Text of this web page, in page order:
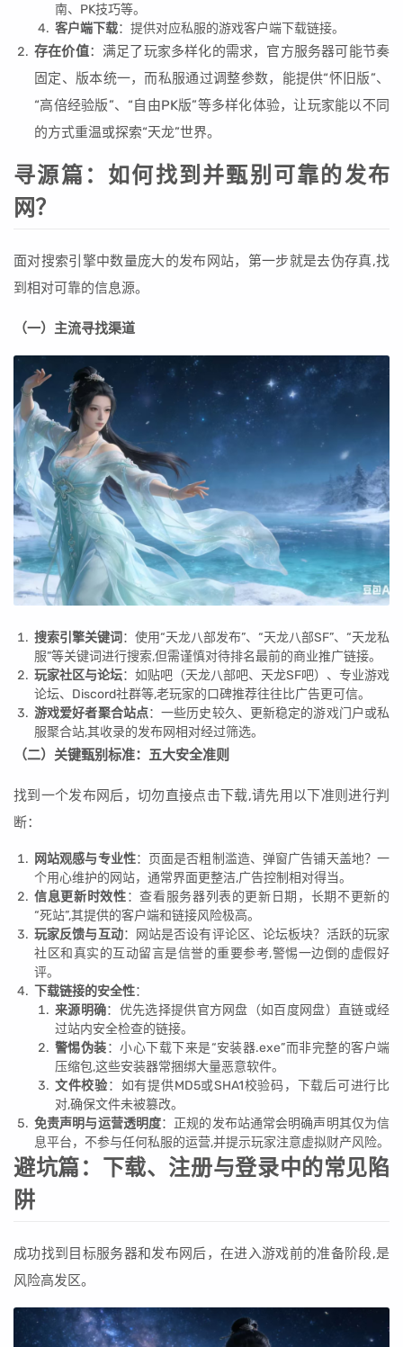
南、PK技巧等。
客户端下载：提供对应私服的游戏客户端下载链接。
存在价值：满足了玩家多样化的需求，官方服务器可能节奏
固定、版本统一，而私服通过调整参数，能提供“怀旧版”、
“高倍经验版”、“自由PK版”等多样化体验，让玩家能以不同
的方式重温或探索“天龙”世界。
寻源篇：如何找到并甄别可靠的发布
网？
面对搜索引擎中数量庞大的发布网站，第一步就是去伪存真,找
到相对可靠的信息源。
（一）主流寻找渠道
搜索引擎关键词 ：使用“天龙八部发布”、“天龙八部SF”、“天龙私
服”等关键词进行搜索,但需谨慎对待排名最前的商业推广链接。
玩家社区与论坛：如贴吧（天龙八部吧、天龙SF吧）、专业游戏
论坛、Discord社群等,老玩家的口碑推荐往往比广告更可信。
游戏爱好者聚合站点：一些历史较久、更新稳定的游戏门户或私
服聚合站,其收录的发布网相对经过筛选。
（二）关键甄别标准：五大安全准则
找到一个发布网后，切勿直接点击下载,请先用以下准则进行判
断：
网站观感与专业性：页面是否粗制滥造、弹窗广告铺天盖地？一
个用心维护的网站，通常界面更整洁,广告控制相对得当。
信息更新时效性：查看服务器列表的更新日期，长期不更新的
“死站”,其提供的客户端和链接风险极高。
玩家反馈与互动：网站是否设有评论区、论坛板块？活跃的玩家
社区和真实的互动留言是信誉的重要参考,警惕一边倒的虚假好
评。
下载链接的安全性：
来源明确：优先选择提供官方网盘（如百度网盘）直链或经
过站内安全检查的链接。
警惕伪装：小心下载下来是“安装器.exe”而非完整的客户端
压缩包,这些安装器常捆绑大量恶意软件。
文件校验：如有提供MD5或SHA1校验码，下载后可进行比
对,确保文件未被篡改。
免责声明与运营透明度：正规的发布站通常会明确声明其仅为信
息平台，不参与任何私服的运营,并提示玩家注意虚拟财产风险。
避坑篇：下载、注册与登录中的常见陷
阱
成功找到目标服务器和发布网后，在进入游戏前的准备阶段,是
风险高发区。